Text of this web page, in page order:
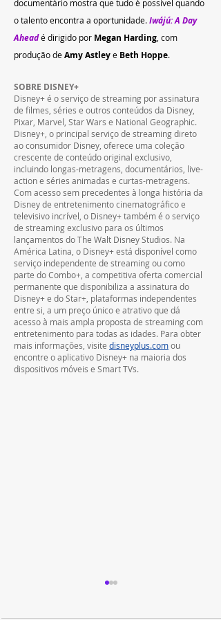
documentário mostra que tudo é possível quando
o talento encontra a oportunidade.Iwájú: A Day
Aheadé dirigido por Megan Harding, com
produção de Amy Astley e Beth Hoppe.
SOBRE DISNEY+
Disney+ é o serviço de streaming por assinatura
de filmes, séries e outros conteúdos da Disney,
Pixar, Marvel, Star Wars e National Geographic.
Disney+, o principal serviço de streaming direto
ao consumidor Disney, oferece uma coleção
crescente de conteúdo original exclusivo,
incluindo longas-metragens, documentários, live-
action e séries animadas e curtas-metragens.
Com acesso sem precedentes à longa história da
Disney de entretenimento cinematográfico e
televisivo incrível, o Disney+ também é o serviço
de streaming exclusivo para os últimos
lançamentos do The Walt Disney Studios. Na
América Latina, o Disney+ está disponível como
serviço independente de streaming ou como
parte do Combo+, a competitiva oferta comercial
permanente que disponibiliza a assinatura do
Disney+ e do Star+, plataformas independentes
entre si, a um preço único e atrativo que dá
acesso à mais ampla proposta de streaming com
entretenimento para todas as idades. Para obter
mais informações, visite disneyplus.com ou
encontre o aplicativo Disney+ na maioria dos
dispositivos móveis e Smart TVs.